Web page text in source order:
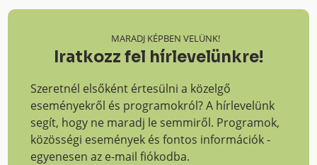
MARADJ KÉPBEN VELÜNK!
Iratkozz fel hírlevelünkre!
Szeretnél elsőként értesülni a közelgő
eseményekről és programokról? A hírlevelünk
segít, hogy ne maradj le semmiről. Programok,
közösségi események és fontos információk -
egyenesen az e-mail fiókodba.